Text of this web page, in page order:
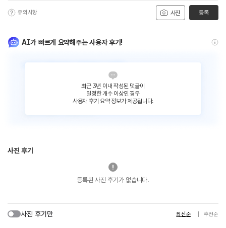
사진
유의사항 등록
AI가 빠르게 요약해주는 사용자 후기!
최근 3년 이내 작성된 댓글이
일정한 개수 이상인 경우
사용자 후기 요약 정보가 제공됩니다.
사진 후기
등록된 사진 후기가 없습니다.
사진 후기만 최신순 추천순